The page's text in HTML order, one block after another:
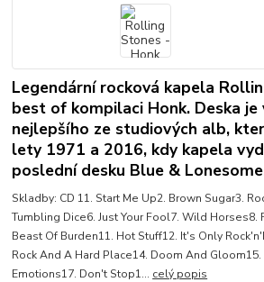
Legendární rocková kapela
best of kompilaci Honk. Deska
nejlepšího ze studiových alb,
lety 1971 a 2016, kdy kapela
poslední desku Blue &
Skladby: CD 11. Start Me Up2. Brown Sugar3.
Tumbling Dice6. Just Your Fool7. Wild Horses8.
Beast Of Burden11. Hot Stuff12. It's Only
Rock And A Hard Place14. Doom And
Emotions17. Don't Stop1... celý popis